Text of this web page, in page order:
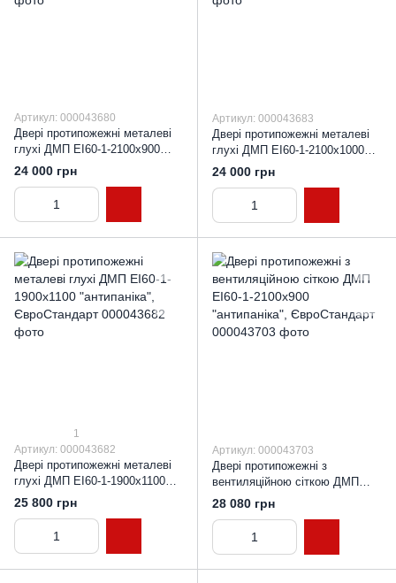
Артикул: 000043680
Двері протипожежні металеві
глухі ДМП ЕІ60-1-2100х900
"антипаніка", ЄвроСтандарт
24 000 грн
Артикул: 000043683
Двері протипожежні металеві
глухі ДМП ЕІ60-1-2100х1000
"антипаніка", ЄвроСтандарт
24 000 грн
1
Артикул: 000043682
Двері протипожежні металеві
глухі ДМП ЕІ60-1-1900х1100
"антипаніка", ЄвроСтандарт
25 800 грн
Артикул: 000043703
Двері протипожежні з
вентиляційною сіткою ДМП
ЕІ60-1-2100х900 "антипаніка",
ЄвроСтандарт
28 080 грн